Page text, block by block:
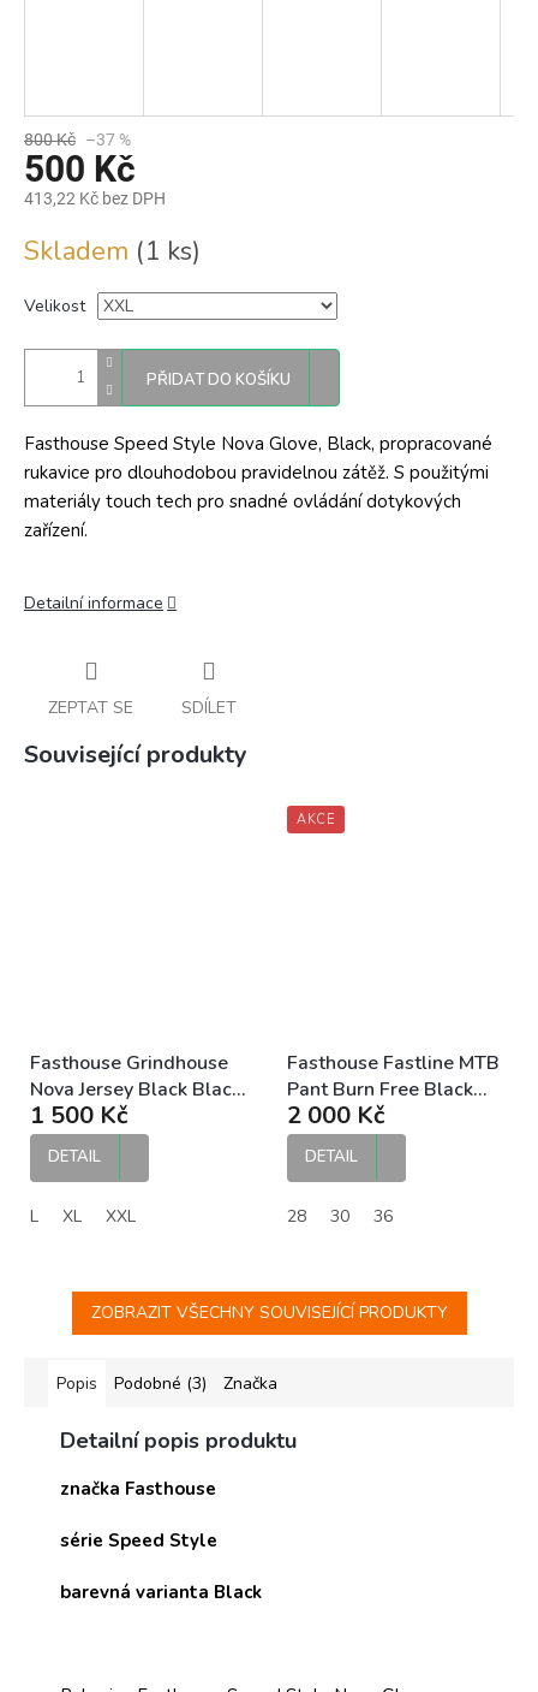
800 Kč –37 %
500 Kč
413,22 Kč bez DPH
cena:
Skladem (1 ks)
Velikost
PŘIDAT DO KOŠÍKU
Fasthouse Speed Style Nova Glove, Black, propracované
rukavice pro dlouhodobou pravidelnou zátěž. S použitými
materiály touch tech pro snadné ovládání dotykových
zařízení.
Detailní informace
ZEPTAT SE SDÍLET
Související produkty
Fasthouse Grindhouse
Nova Jersey Black Black
MX dres
1 500 Kč
DETAIL
L XL XXL
AKCE
Fasthouse Fastline MTB
Pant Burn Free Black
pánské DH kalhoty
2 000 Kč
DETAIL
28 30 36
ZOBRAZIT VŠECHNY SOUVISEJÍCÍ PRODUKTY
Popis Podobné (3) Značka
Detailní popis produktu
značka Fasthouse
série Speed Style
barevná varianta Black